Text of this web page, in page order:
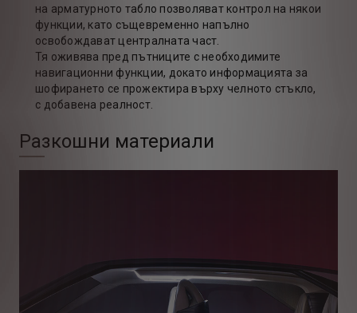
на арматурното табло позволяват контрол на някои
функции, като същевременно напълно
освобождават централната част.
Тя оживява пред пътниците с необходимите
навигационни функции, докато информацията за
шофирането се прожектира върху челното стъкло,
с добавена реалност.
Разкошни материали